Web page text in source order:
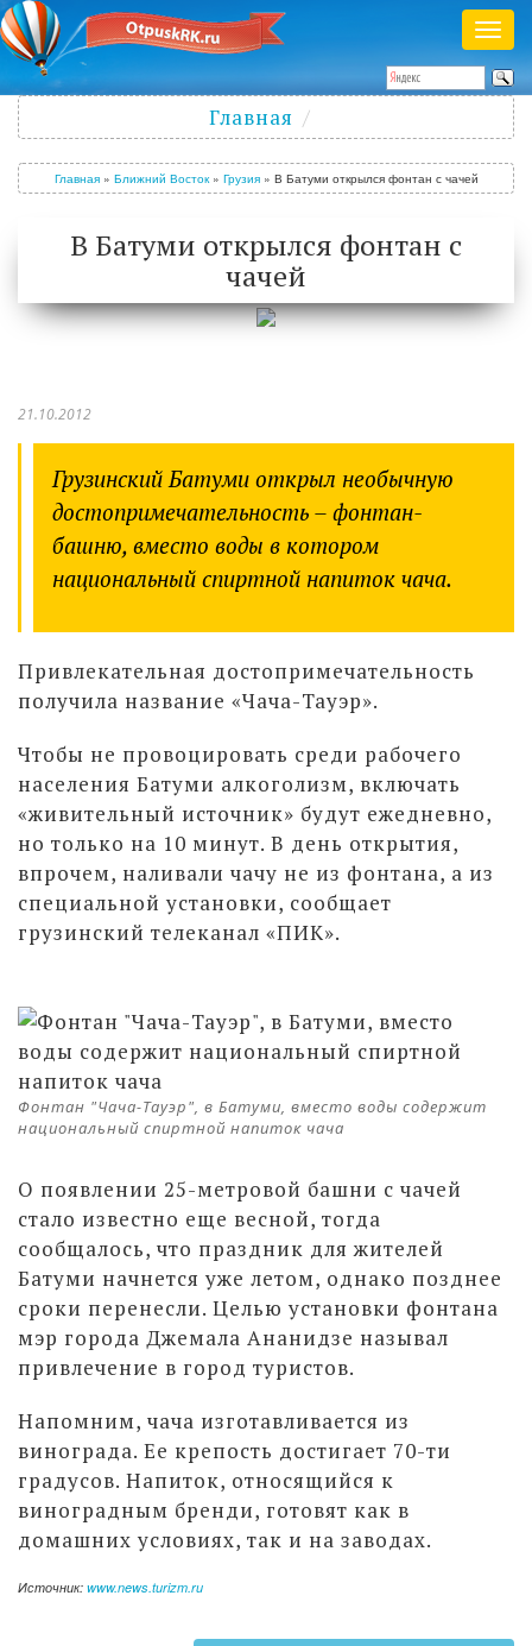
Полезный журнал о путешествиях
меню
Главная
Главная» Ближний Восток» Грузия» В Батуми открылся фонтан с чачей
В Батуми открылся фонтан с
чачей
21.10.2012
Грузинский Батуми открыл необычную
достопримечательность – фонтан-
башню, вместо воды в котором
национальный спиртной напиток чача.
Привлекательная достопримечательность
получила название «Чача-Тауэр».
Чтобы не провоцировать среди рабочего
населения Батуми алкоголизм, включать
«живительный источник» будут ежедневно,
но только на 10 минут. В день открытия,
впрочем, наливали чачу не из фонтана, а из
специальной установки, сообщает
грузинский телеканал «ПИК».
Фонтан "Чача-Тауэр", в Батуми, вместо воды содержит
национальный спиртной напиток чача
О появлении 25-метровой башни с чачей
стало известно еще весной, тогда
сообщалось, что праздник для жителей
Батуми начнется уже летом, однако позднее
сроки перенесли. Целью установки фонтана
мэр города Джемала Ананидзе называл
привлечение в город туристов.
Напомним, чача изготавливается из
винограда. Ее крепость достигает 70-ти
градусов. Напиток, относящийся к
виноградным бренди, готовят как в
домашних условиях, так и на заводах.
Источник: www.news.turizm.ru